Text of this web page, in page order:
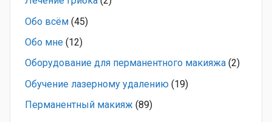
Обо всём (45)
Обо мне (12)
Оборудование для перманентного макияжа (2)
Обучение лазерному удалению (19)
Перманентный макияж (89)